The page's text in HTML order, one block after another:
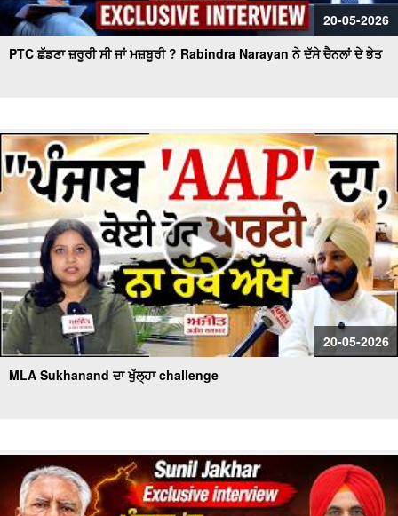
20-05-2026
PTC ਛੱਡਣਾ ਜ਼ਰੂਰੀ ਸੀ ਜਾਂ ਮਜ਼ਬੂਰੀ ? Rabindra Narayan ਨੇ ਦੱਸੇ ਚੈਨਲਾਂ ਦੇ ਭੇਤ
20-05-2026
MLA Sukhanand ਦਾ ਖੁੱਲ੍ਹਾ challenge